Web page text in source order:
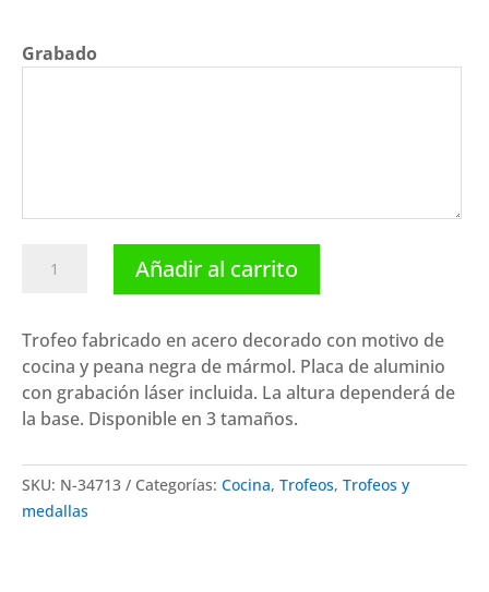
Grabado
cocina
347131.
Disponibles
3
tamaños
Añadir al carrito
Trofeo fabricado en acero decorado con motivo de
cocina y peana negra de mármol. Placa de aluminio
con grabación láser incluida. La altura dependerá de
la base. Disponible en 3 tamaños.
SKU: N-34713 Categorías: Cocina, Trofeos, Trofeos y
medallas